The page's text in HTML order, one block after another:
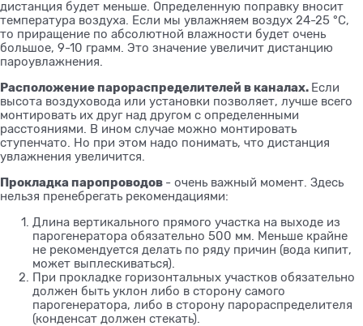
дистанция будет меньше. Определенную поправку вносит
температура воздуха. Если мы увлажняем воздух 24-25 °C,
то приращение по абсолютной влажности будет очень
большое, 9-10 грамм. Это значение увеличит дистанцию
пароувлажнения.
Расположение парораспределителей в каналах. Если
высота воздуховода или установки позволяет, лучше всего
монтировать их друг над другом с определенными
расстояниями. В ином случае можно монтировать
ступенчато. Но при этом надо понимать, что дистанция
увлажнения увеличится.
Прокладка паропроводов - очень важный момент. Здесь
нельзя пренебрегать рекомендациями:
Длина вертикального прямого участка на выходе из
парогенератора обязательно 500 мм. Меньше крайне
не рекомендуется делать по ряду причин (вода кипит,
может выплескиваться).
При прокладке горизонтальных участков обязательно
должен быть уклон либо в сторону самого
парогенератора, либо в сторону парораспределителя
(конденсат должен стекать).